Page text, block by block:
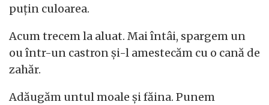
puțin culoarea.
Acum trecem la aluat. Mai întâi, spargem un
ou într-un castron și-l amestecăm cu o cană de
zahăr.
Adăugăm untul moale și făina. Punem